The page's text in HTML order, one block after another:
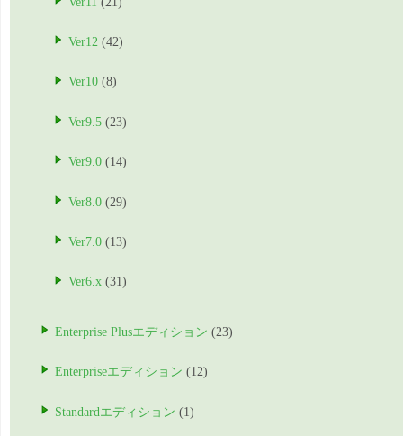
Ver12 (42)
Ver10 (8)
Ver9.5 (23)
Ver9.0 (14)
Ver8.0 (29)
Ver7.0 (13)
Ver6.x (31)
Enterprise Plusエディション (23)
Enterpriseエディション (12)
Standardエディション (1)